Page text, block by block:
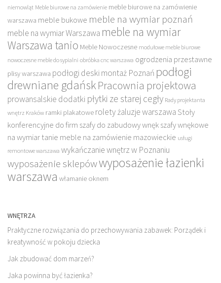
niemowląt Meble biurowe na zamówienie meble biurowe na zamówienie
warszawa meble bukowe meble na wymiar poznań
meble na wymiar Warszawa meble na wymiar
Warszawa tanio Meble Nowoczesne modułowe meble biurowe
nowoczesne meble do sypialni obróbka cnc warszawa ogrodzenia przestawne
plisy warszawa podłogi deski montaż Poznań podłogi
drewniane gdańskPracownia projektowa
prowansalskie dodatki płytki ze starej cegły Rady projektanta
wnętrz Kraków ramki plakatowe rolety żaluzje warszawa Stoły
konferencyjne do firm szafy do zabudowy wnęk szafy wnękowe
na wymiar tanie meble na zamówienie mazowieckie usługi
remontowe warszawa wykańczanie wnętrz w Poznaniu
wyposażenie sklepówwyposażenie łazienki
warszawa włamanie oknem
WNĘTRZA
Praktyczne rozwiązania do przechowywania zabawek: Porządek i
kreatywność w pokoju dziecka
Jak zbudować dom marzeń?
Jaka powinna być łazienka?